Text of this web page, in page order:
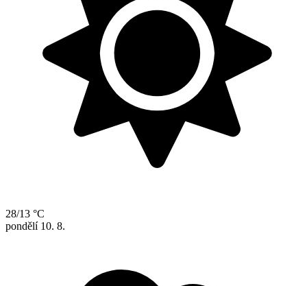
28/13 °C
pondělí 10. 8.